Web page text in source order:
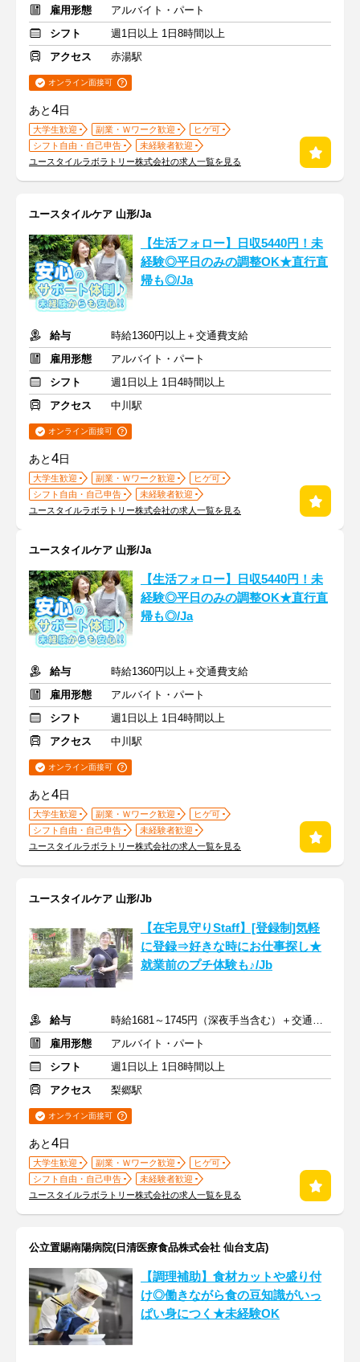
雇用形態
アルバイト・パート
シフト
週1日以上 1日8時間以上
アクセス
赤湯駅
オンライン面接可
あと4日
大学生歓迎 副業・Ｗワーク歓迎
ヒゲ可
シフト自由・自己申告
未経験者歓迎
ユースタイルラボラトリー株式会社の求人一覧を見る
ユースタイルケア 山形/Ja
【生活フォロー】日収5440円！未
経験◎平日のみの調整OK★直行直
帰も◎/Ja
給与
時給1360円以上＋交通費支給
雇用形態
アルバイト・パート
シフト
週1日以上 1日4時間以上
アクセス
中川駅
オンライン面接可
あと4日
大学生歓迎 副業・Ｗワーク歓迎
ヒゲ可
シフト自由・自己申告
未経験者歓迎
ユースタイルラボラトリー株式会社の求人一覧を見る
ユースタイルケア 山形/Ja
【生活フォロー】日収5440円！未
経験◎平日のみの調整OK★直行直
帰も◎/Ja
給与
時給1360円以上＋交通費支給
雇用形態
アルバイト・パート
シフト
週1日以上 1日4時間以上
アクセス
中川駅
オンライン面接可
あと4日
大学生歓迎 副業・Ｗワーク歓迎
ヒゲ可
シフト自由・自己申告
未経験者歓迎
ユースタイルラボラトリー株式会社の求人一覧を見る
ユースタイルケア 山形/Jb
【在宅見守りStaff】[登録制]気軽
に登録⇒好きな時にお仕事探し★
就業前のプチ体験も♪/Jb
給与
時給1681～1745円（深夜手当含む）＋交通費支給
雇用形態
アルバイト・パート
シフト
週1日以上 1日8時間以上
アクセス
梨郷駅
オンライン面接可
あと4日
大学生歓迎 副業・Ｗワーク歓迎
ヒゲ可
シフト自由・自己申告
未経験者歓迎
ユースタイルラボラトリー株式会社の求人一覧を見る
公立置賜南陽病院(日清医療食品株式会社 仙台支店)
【調理補助】食材カットや盛り付
け◎働きながら食の豆知識がいっ
ぱい身につく★未経験OK